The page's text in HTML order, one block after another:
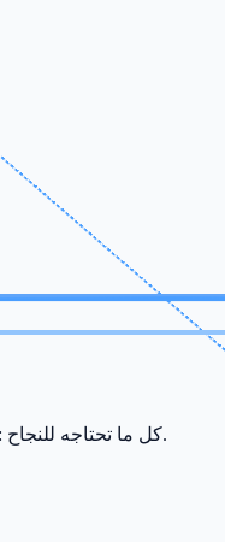
كل ما تحتاجه للنجاح : كتب مراجعة، ملخصات، سريات وامتحانات من إعداد أفضل الأساتذة في صفاقس.